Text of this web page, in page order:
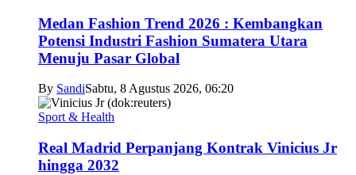
Medan Fashion Trend 2026 : Kembangkan
Potensi Industri Fashion Sumatera Utara
Menuju Pasar Global
By SandiSabtu, 8 Agustus 2026, 06:20
Sport & Health
Real Madrid Perpanjang Kontrak Vinicius Jr
hingga 2032